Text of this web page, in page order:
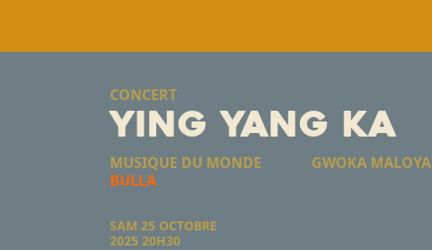
CONCERT
YIng Yang ka
MUSIQUE DU MONDE GWOKA MALOYA
BULLA
SAM 25 OCTOBRE
2025 20H30